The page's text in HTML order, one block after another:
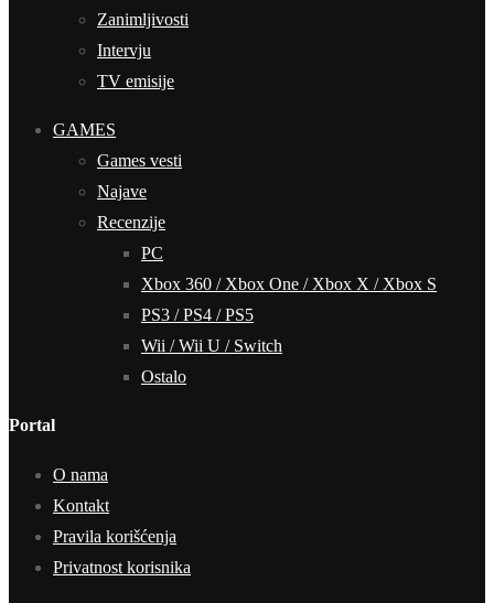
Zanimljivosti
Intervju
TV emisije
GAMES
Games vesti
Najave
Recenzije
PC
Xbox 360 / Xbox One / Xbox X / Xbox S
PS3 / PS4 / PS5
Wii / Wii U / Switch
Ostalo
Portal
O nama
Kontakt
Pravila korišćenja
Privatnost korisnika